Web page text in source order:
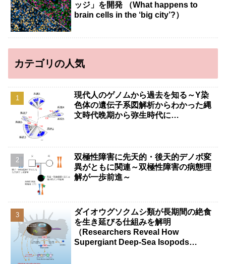
ッジ」を開発 （What happens to
brain cells in the ‘big city’?）
カテゴリの人気
現代人のゲノムから過去を知る～Y染
色体の遺伝子系図解析からわかった縄
文時代晩期から弥生時代に…
双極性障害に先天的・後天的デノボ変
異がともに関連～双極性障害の病態理
解が一歩前進～
ダイオウグソクムシ類が長期間の絶食
を生き延びる仕組みを解明
（Researchers Reveal How
Supergiant Deep-Sea Isopods